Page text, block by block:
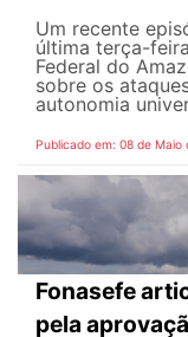
Um recente
última terça-
Federal do
sobre os
autonomia
Publicado em: 08 de Maio
Fonasefe
pela